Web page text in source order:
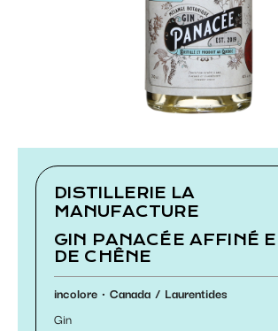
Paramétrer les cookies
DISTILLERIE LA
MANUFACTURE
GIN PANACÉE AFFINÉ
DE CHÊNE
incolore Canada
Laurentides
Gin